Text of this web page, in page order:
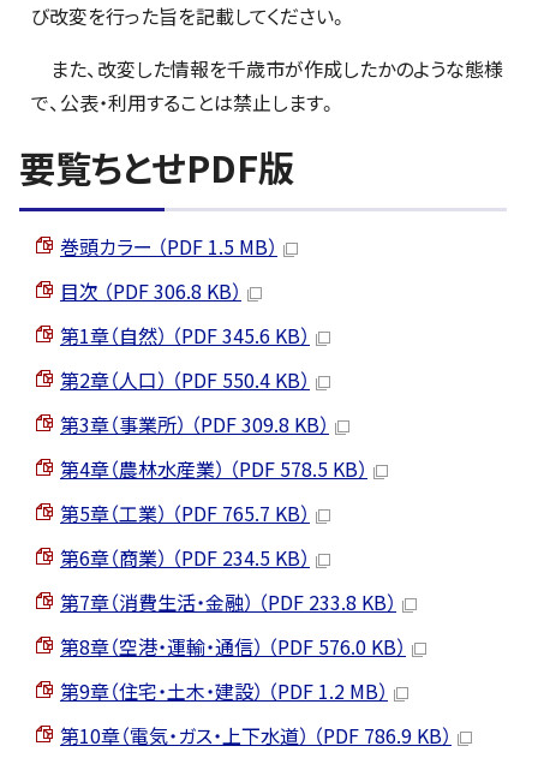
び改変を行った旨を記載してください。
また、改変した情報を千歳市が作成したかのような態様
で、公表・利用することは禁止します。
要覧ちとせPDF版
巻頭カラー （PDF 1.5 MB）
目次 （PDF 306.8 KB）
第1章（自然） （PDF 345.6 KB）
第2章（人口） （PDF 550.4 KB）
第3章（事業所） （PDF 309.8 KB）
第4章（農林水産業） （PDF 578.5 KB）
第5章（工業） （PDF 765.7 KB）
第6章（商業） （PDF 234.5 KB）
第7章（消費生活・金融） （PDF 233.8 KB）
第8章（空港・運輸・通信） （PDF 576.0 KB）
第9章（住宅・土木・建設） （PDF 1.2 MB）
第10章（電気・ガス・上下水道） （PDF 786.9 KB）